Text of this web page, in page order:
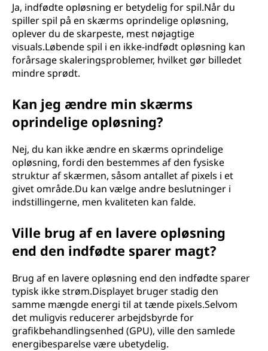
Ja, indfødte opløsning er betydelig for spil.Når du
spiller spil på en skærms oprindelige opløsning,
oplever du de skarpeste, mest nøjagtige
visuals.Løbende spil i en ikke-indfødt opløsning kan
forårsage skaleringsproblemer, hvilket gør billedet
mindre sprødt.
Kan jeg ændre min skærms
oprindelige opløsning?
Nej, du kan ikke ændre en skærms oprindelige
opløsning, fordi den bestemmes af den fysiske
struktur af skærmen, såsom antallet af pixels i et
givet område.Du kan vælge andre beslutninger i
indstillingerne, men kvaliteten kan falde.
Ville brug af en lavere opløsning
end den indfødte sparer magt?
Brug af en lavere opløsning end den indfødte sparer
typisk ikke strøm.Displayet bruger stadig den
samme mængde energi til at tænde pixels.Selvom
det muligvis reducerer arbejdsbyrde for
grafikbehandlingsenhed (GPU), ville den samlede
energibesparelse være ubetydelig.